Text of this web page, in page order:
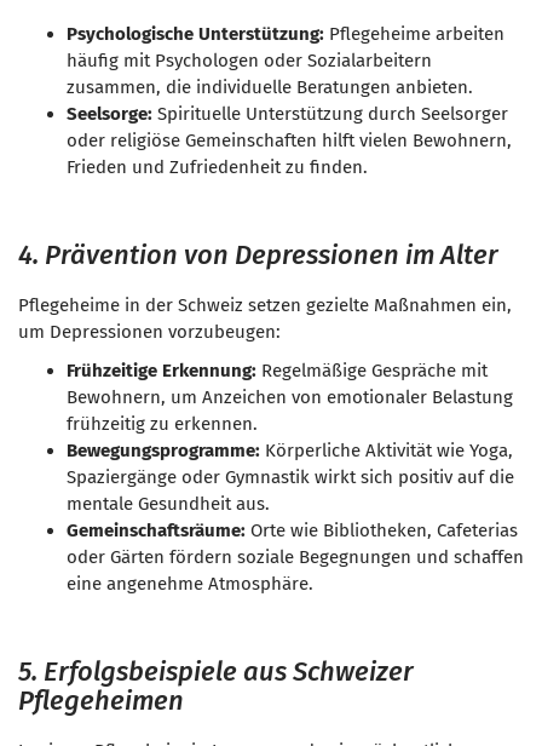
Psychologische Unterstützung: Pflegeheime arbeiten
häufig mit Psychologen oder Sozialarbeitern
zusammen, die individuelle Beratungen anbieten.
Seelsorge: Spirituelle Unterstützung durch Seelsorger
oder religiöse Gemeinschaften hilft vielen Bewohnern,
Frieden und Zufriedenheit zu finden.
4. Prävention von Depressionen im Alter
Pflegeheime in der Schweiz setzen gezielte Maßnahmen ein,
um Depressionen vorzubeugen:
Frühzeitige Erkennung: Regelmäßige Gespräche mit
Bewohnern, um Anzeichen von emotionaler Belastung
frühzeitig zu erkennen.
Bewegungsprogramme: Körperliche Aktivität wie Yoga,
Spaziergänge oder Gymnastik wirkt sich positiv auf die
mentale Gesundheit aus.
Gemeinschaftsräume: Orte wie Bibliotheken, Cafeterias
oder Gärten fördern soziale Begegnungen und schaffen
eine angenehme Atmosphäre.
5. Erfolgsbeispiele aus Schweizer
Pflegeheimen